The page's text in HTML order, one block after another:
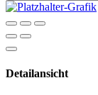
Detailansicht